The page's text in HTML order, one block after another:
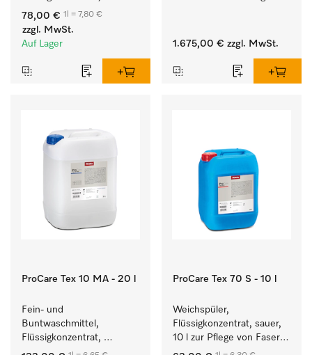
mildalkalisch, 10 l zur
Reinigung von
Buntwäsche und
78,00 € 1l = 7,80 €
zzgl. MwSt.
Auf Lager
1.675,00 € zzgl. MwSt.
ProCare Tex 10 MA - 20 l
Fein- und
Buntwaschmittel,
Flüssigkonzentrat,
mildalkalisch, 20 l zur
ProCare Tex 70 S - 10 l
Weichspüler,
Flüssigkonzentrat, sauer,
10 l zur Pflege von Fasern
für eine langfristige